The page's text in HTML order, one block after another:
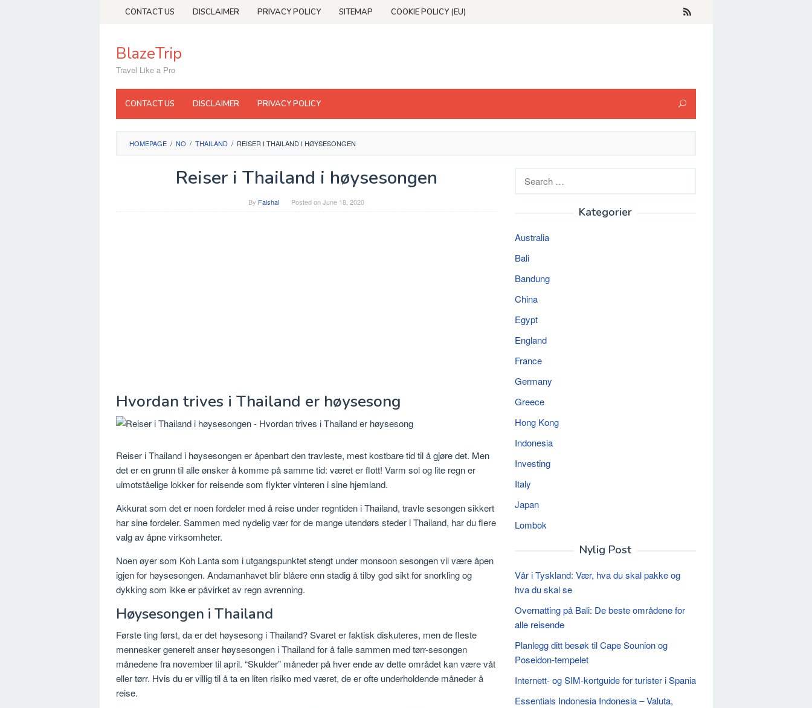
CONTACT US DISCLAIMER PRIVACY POLICY SITEMAP COOKIE POLICY (EU)
BlazeTrip
Travel Like a Pro
CONTACT US DISCLAIMER PRIVACY POLICY
HOMEPAGE / NO / THAILAND / REISER I THAILAND I HØYSESONGEN
Reiser i Thailand i høysesongen
By Faishal Posted onJune 18, 2020
Hvordan trives i Thailand er høysesong
Reiser i Thailand i høysesongen er åpenbart den travleste, mest kostbare tid til å gjøre det. Men
det er en grunn til alle ønsker å komme på samme tid: været er flott! Varm sol og lite regn er
uimotståelige lokker for reisende som flykter vinteren i sine hjemland.
Akkurat som det er noen fordeler med å reise under regntiden i Thailand, travle sesongen sikkert
har sine fordeler. Sammen med nydelig vær for de mange utendørs steder i Thailand, har du flere
valg av åpne virksomheter.
Noen øyer som Koh Lanta som i utgangspunktet stengt under monsoon sesongen vil være åpen
igjen for høysesongen. Andamanhavet blir blåere enn stadig å tilby god sikt for snorkling og
dykking som ikke er påvirket av regn avrenning.
Høysesongen i Thailand
Første ting først, da er det høysesong i Thailand? Svaret er faktisk diskuteres, men de fleste
mennesker generelt anser høysesongen i Thailand for å falle sammen med tørr-sesongen
månedene fra november til april. “Skulder” måneder på hver ende av dette området kan være våt
eller tørr. Hvis du er villig til å ta en liten risiko med været, de er ofte underholdende måneder å
reise.
Kategorier
Australia
Bali
Bandung
China
Egypt
England
France
Germany
Greece
Hong Kong
Indonesia
Investing
Italy
Japan
Lombok
Nylig Post
Vår i Tyskland: Vær, hva du skal pakke og
hva du skal se
Overnatting på Bali: De beste områdene for
alle reisende
Planlegg ditt besøk til Cape Sounion og
Poseidon-tempelet
Internett- og SIM-kortguide for turister i Spania
Essentials Indonesia Indonesia – Valuta,